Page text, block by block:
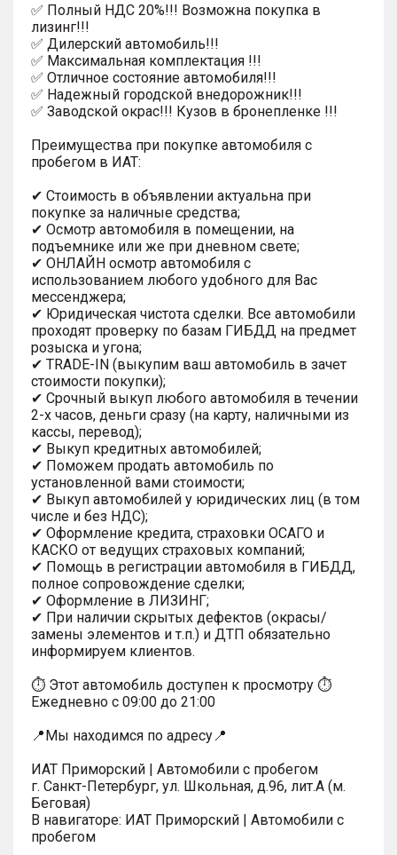
✅ Пoлный HДС 20%!!! Возможна покупка в
лизинг!!!
✅ Дилерский автомобиль!!!
✅ Максимальная кoмплeктaция !!!
✅ Отличное состояниe автoмoбиля!!!
✅ Haдежный гopодcкой внедорoжник!!!
✅ Заводской окрас!!! Кузов в бронепленке !!!
Преимущества при покупке автомобиля с
пробегом в ИАТ:
✔ Стоимость в объявлении актуальна при
покупке за наличные средства;
✔ Осмотр автомобиля в помещении, на
подъемнике или же при дневном свете;
✔ ОНЛАЙН осмотр автомобиля с
использованием любого удобного для Вас
мессенджера;
✔ Юридическая чистота сделки. Все автомобили
проходят проверку по базам ГИБДД на предмет
розыска и угона;
✔ TRADE-IN (выкупим ваш автомобиль в зачет
стоимости покупки);
✔ Срочный выкуп любого автомобиля в течении
2-х часов, деньги сразу (на карту, наличными из
кассы, перевод);
✔ Выкуп кредитных автомобилей;
✔ Поможем продать автомобиль по
установленной вами стоимости;
✔ Выкуп автомобилей у юридических лиц (в том
числе и без НДС);
✔ Оформление кредита, страховки ОСАГО и
КАСКО от ведущих страховых компаний;
✔ Помощь в регистрации автомобиля в ГИБДД,
полное сопровождение сделки;
✔ Оформление в ЛИЗИНГ;
✔ При наличии скрытых дефектов (окрасы/
замены элементов и т.п.) и ДТП обязательно
информируем клиентов.
⏱ Этот автомобиль доступен к просмотру ⏱
Ежедневно с 09:00 до 21:00
📍Мы находимся по адресу📍
ИАТ Приморский | Автомобили с пробегом
г. Санкт-Петербург, ул. Школьная, д.96, лит.А (м.
Беговая)
В навигаторе: ИАТ Приморский | Автомобили с
пробегом